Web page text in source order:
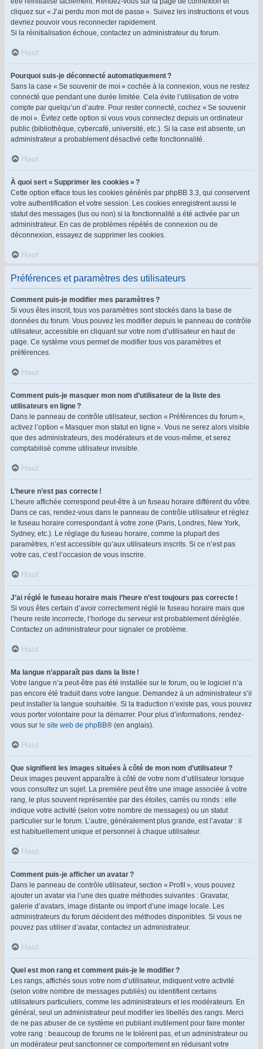
cliquez sur « J’ai perdu mon mot de passe ». Suivez les instructions et vous
devriez pouvoir vous reconnecter rapidement.
Si la réinitialisation échoue, contactez un administrateur du forum.
Haut
Pourquoi suis-je déconnecté automatiquement ?
Sans la case « Se souvenir de moi » cochée à la connexion, vous ne restez
connecté que pendant une durée limitée. Cela évite l’utilisation de votre
compte par quelqu’un d’autre. Pour rester connecté, cochez « Se souvenir
de moi ». Évitez cette option si vous vous connectez depuis un ordinateur
public (bibliothèque, cybercafé, université, etc.). Si la case est absente, un
administrateur a probablement désactivé cette fonctionnalité.
Haut
À quoi sert « Supprimer les cookies » ?
Cette option efface tous les cookies générés par phpBB 3.3, qui conservent
votre authentification et votre session. Les cookies enregistrent aussi le
statut des messages (lus ou non) si la fonctionnalité a été activée par un
administrateur. En cas de problèmes répétés de connexion ou de
déconnexion, essayez de supprimer les cookies.
Haut
Préférences et paramètres des utilisateurs
Comment puis-je modifier mes paramètres ?
Si vous êtes inscrit, tous vos paramètres sont stockés dans la base de
données du forum. Vous pouvez les modifier depuis le panneau de contrôle
utilisateur, accessible en cliquant sur votre nom d’utilisateur en haut de
page. Ce système vous permet de modifier tous vos paramètres et
préférences.
Haut
Comment puis-je masquer mon nom d’utilisateur de la liste des
utilisateurs en ligne ?
Dans le panneau de contrôle utilisateur, section « Préférences du forum »,
activez l’option « Masquer mon statut en ligne ». Vous ne serez alors visible
que des administrateurs, des modérateurs et de vous-même, et serez
comptabilisé comme utilisateur invisible.
Haut
L’heure n’est pas correcte !
L’heure affichée correspond peut-être à un fuseau horaire différent du vôtre.
Dans ce cas, rendez-vous dans le panneau de contrôle utilisateur et réglez
le fuseau horaire correspondant à votre zone (Paris, Londres, New York,
Sydney, etc.). Le réglage du fuseau horaire, comme la plupart des
paramètres, n’est accessible qu’aux utilisateurs inscrits. Si ce n’est pas
votre cas, c’est l’occasion de vous inscrire.
Haut
J’ai réglé le fuseau horaire mais l’heure n’est toujours pas correcte !
Si vous êtes certain d’avoir correctement réglé le fuseau horaire mais que
l’heure reste incorrecte, l’horloge du serveur est probablement déréglée.
Contactez un administrateur pour signaler ce problème.
Haut
Ma langue n’apparaît pas dans la liste !
Votre langue n’a peut-être pas été installée sur le forum, ou le logiciel n’a
pas encore été traduit dans votre langue. Demandez à un administrateur s’il
peut installer la langue souhaitée. Si la traduction n’existe pas, vous pouvez
vous porter volontaire pour la démarrer. Pour plus d’informations, rendez-
vous sur le site web de phpBB® (en anglais).
Haut
Que signifient les images situées à côté de mon nom d’utilisateur ?
Deux images peuvent apparaître à côté de votre nom d’utilisateur lorsque
vous consultez un sujet. La première peut être une image associée à votre
rang, le plus souvent représentée par des étoiles, carrés ou ronds : elle
indique votre activité (selon votre nombre de messages) ou un statut
particulier sur le forum. L’autre, généralement plus grande, est l’avatar : il
est habituellement unique et personnel à chaque utilisateur.
Haut
Comment puis-je afficher un avatar ?
Dans le panneau de contrôle utilisateur, section « Profil », vous pouvez
ajouter un avatar via l’une des quatre méthodes suivantes : Gravatar,
galerie d’avatars, image distante ou import d’une image locale. Les
administrateurs du forum décident des méthodes disponibles. Si vous ne
pouvez pas utiliser d’avatar, contactez un administrateur.
Haut
Quel est mon rang et comment puis-je le modifier ?
Les rangs, affichés sous votre nom d’utilisateur, indiquent votre activité
(selon votre nombre de messages publiés) ou identifient certains
utilisateurs particuliers, comme les administrateurs et les modérateurs. En
général, seul un administrateur peut modifier les libellés des rangs. Merci
de ne pas abuser de ce système en publiant inutilement pour faire monter
votre rang : beaucoup de forums ne le tolèrent pas, et un administrateur ou
un modérateur peut sanctionner ce comportement en réduisant votre